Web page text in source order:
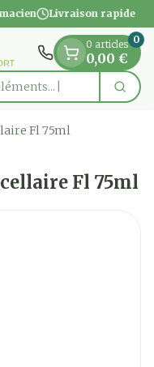
Livraison rapide
0 articles
0,00 €
0
Fl 75ml
Fl 75ml